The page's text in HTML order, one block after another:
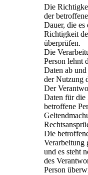
Die
der
Dauer, die
Richtigkeit
überprüfen.
Die
Person lehnt
Daten ab
der Nutzung
Der
Daten für die
betroffene
Die
Verarbeitung
und es steht
des
Person